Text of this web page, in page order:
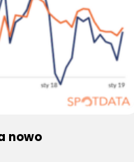
nowo